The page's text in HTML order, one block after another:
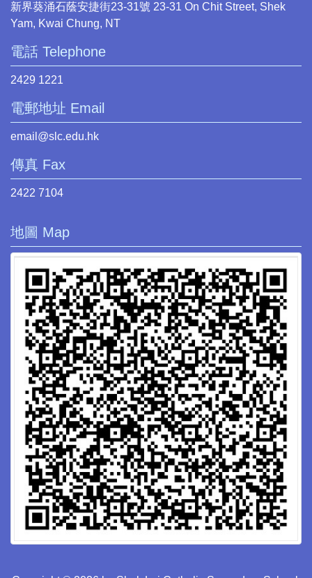
新界葵涌石蔭安捷街23-31號 23-31 On Chit Street, Shek
Yam, Kwai Chung, NT
電話 Telephone
2429 1221
電郵地址 Email
email@slc.edu.hk
傳真 Fax
2422 7104
地圖 Map